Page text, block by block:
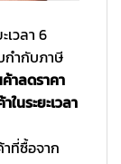
เวลา 6
กำกับภาษี
าลดราคา
นระยะเวลา
ที่ซื้อจาก